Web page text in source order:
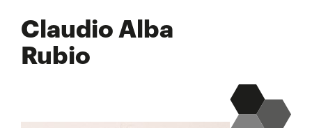
Claudio Alba
Rubio